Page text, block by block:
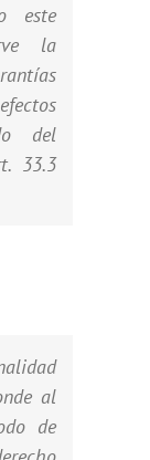
este
la
del
33.3
al
de